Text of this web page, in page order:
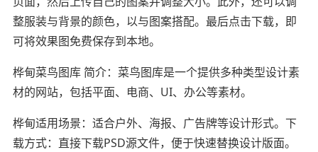
整服装与背景的颜色，以与图案搭配。最后点击下载，即
可将效果图免费保存到本地。
桦甸菜鸟图库 简介：菜鸟图库是一个提供多种类型设计素
材的网站，包括平面、电商、UI、办公等素材。
桦甸适用场景：适合户外、海报、广告牌等设计形式。下
载方式：直接下载PSD源文件，便于快速替换设计版面。